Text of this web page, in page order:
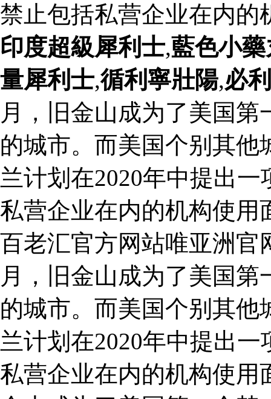
禁止包括私营企业在内
印度超級犀利士,藍色小
量犀利士,循利寧壯陽,必
月，旧金山成为了美国
的城市。而美国个别其
兰计划在2020年中提出
私营企业在内的机构使用
百老汇官方网站唯亚洲官
月，旧金山成为了美国
的城市。而美国个别其
兰计划在2020年中提出
私营企业在内的机构使用